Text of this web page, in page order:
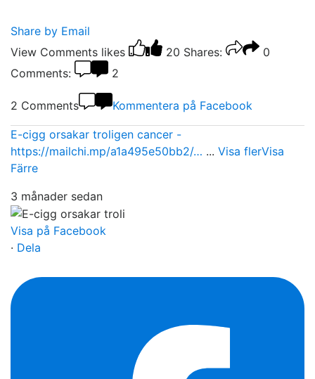
Share by Email
View Comments likes 20 Shares:
0
Comments:
2
2 Comments Kommentera på Facebook
E-cigg orsakar troligen cancer -
https://mailchi.mp/a1a495e50bb2/… ... Visa flerVisa
Färre
3 månader sedan
Visa på Facebook
· Dela